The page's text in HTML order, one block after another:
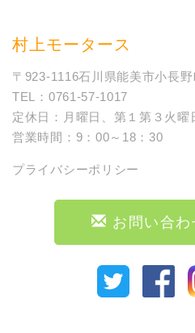
村上モータース
〒923-1116石川県能美市小長
TEL：0761-57-1017
定休日：月曜日、第１第３
営業時間：9：00～18：30
プライバシーポリシー
お問い合わ